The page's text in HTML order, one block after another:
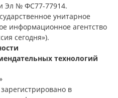
Эл № ФС77-77914.
унитарное
информационное агентство
сегодня»).
технологий
в